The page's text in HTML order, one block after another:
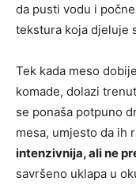
da pusti vodu i
tekstura koja djeluje
Tek kada meso
komade, dolazi
se ponaša potpuno
mesa, umjesto da ih
intenzivnija, ali ne
savršeno uklapa u